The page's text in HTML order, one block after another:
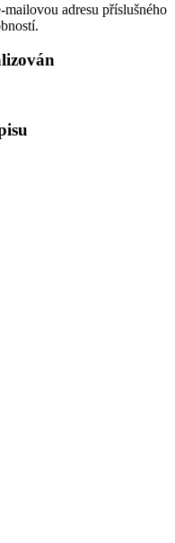
mailovou adresu příslušného